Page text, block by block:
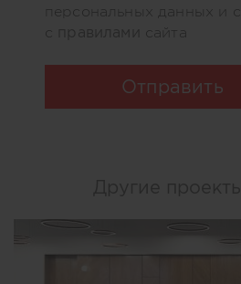
персональных данных и
с
сайта
Отправить